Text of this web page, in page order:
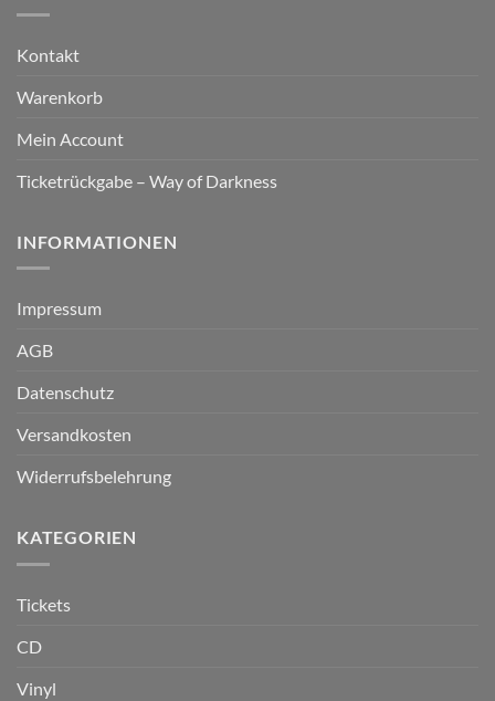
Kontakt
Warenkorb
Mein Account
Ticketrückgabe – Way of Darkness
INFORMATIONEN
Impressum
AGB
Datenschutz
Versandkosten
Widerrufsbelehrung
KATEGORIEN
Tickets
CD
Vinyl